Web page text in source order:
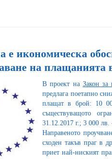
икономическа
на плащанията
В проект на Закон
предлага поетапно
плащат в брой: 10
съществуващото
31.12.2017 г.; 3 000
Направеното
сходен такъв праг в
приет най-ниският